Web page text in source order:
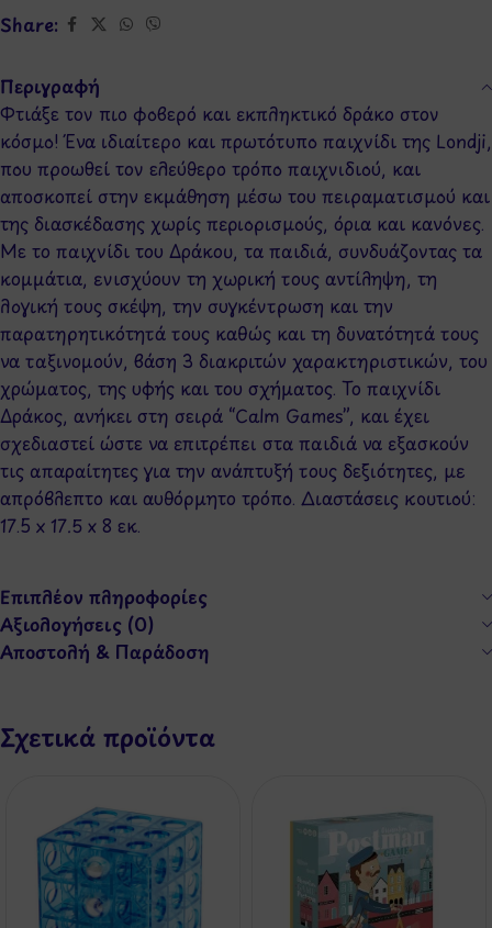
Share:
Περιγραφή
Φτιάξε τον πιο φοβερό και εκπληκτικό δράκο στον
κόσμο! Ένα ιδιαίτερο και πρωτότυπο παιχνίδι της Londji,
που προωθεί τον ελεύθερο τρόπο παιχνιδιού, και
αποσκοπεί στην εκμάθηση μέσω του πειραματισμού και
της διασκέδασης χωρίς περιορισμούς, όρια και κανόνες.
Με το παιχνίδι του Δράκου, τα παιδιά, συνδυάζοντας τα
κομμάτια, ενισχύουν τη χωρική τους αντίληψη, τη
λογική τους σκέψη, την συγκέντρωση και την
παρατηρητικότητά τους καθώς και τη δυνατότητά τους
να ταξινομούν, βάση 3 διακριτών χαρακτηριστικών, του
χρώματος, της υφής και του σχήματος. Το παιχνίδι
Δράκος, ανήκει στη σειρά “Calm Games”, και έχει
σχεδιαστεί ώστε να επιτρέπει στα παιδιά να εξασκούν
τις απαραίτητες για την ανάπτυξή τους δεξιότητες, με
απρόβλεπτο και αυθόρμητο τρόπο. Διαστάσεις κουτιού:
17.5 x 17.5 x 8 εκ.
Επιπλέον πληροφορίες
Αξιολογήσεις (0)
Αποστολή & Παράδοση
Σχετικά προϊόντα